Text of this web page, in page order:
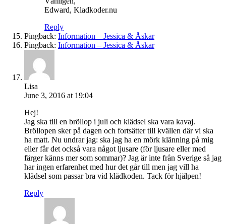
Edward, Kladkoder.nu
Reply
Pingback: Information – Jessica & Åskar
Pingback: Information – Jessica & Åskar
Lisa
June 3, 2016 at 19:04
Hej!
Jag ska till en bröllop i juli och klädsel ska vara kavaj.
Bröllopen sker på dagen och fortsätter till kvällen där vi ska
ha matt. Nu undrar jag: ska jag ha en mörk klänning på mig
eller får det också vara något ljusare (för ljusare eller med
färger känns mer som sommar)? Jag är inte från Sverige så jag
har ingen erfarenhet med hur det går till men jag vill ha
klädsel som passar bra vid klädkoden. Tack för hjälpen!
Reply